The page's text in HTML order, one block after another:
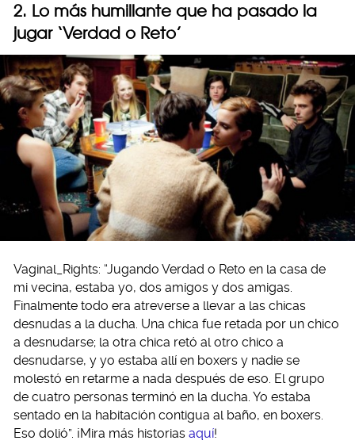
2. Lo más humillante que ha pasado la
jugar ‘Verdad o Reto’
Vaginal_Rights: “Jugando Verdad o Reto en la casa de
mi vecina, estaba yo, dos amigos y dos amigas.
Finalmente todo era atreverse a llevar a las chicas
desnudas a la ducha. Una chica fue retada por un chico
a desnudarse; la otra chica retó al otro chico a
desnudarse, y yo estaba allí en boxers y nadie se
molestó en retarme a nada después de eso. El grupo
de cuatro personas terminó en la ducha. Yo estaba
sentado en la habitación contigua al baño, en boxers.
Eso dolió”. ¡Mira más historias aquí!